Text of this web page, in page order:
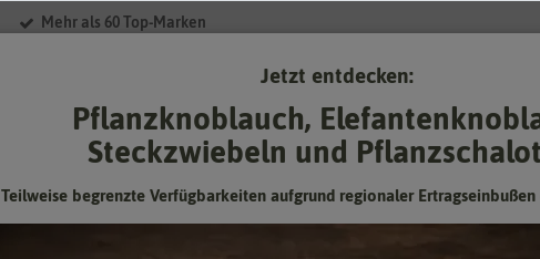
Mehr als 60 Top-Marken
Jetzt entdecken:
Pflanzknoblauch,
Steckzwiebeln und
Teilweise begrenzte Verfügbarkeiten aufgrund regionaler